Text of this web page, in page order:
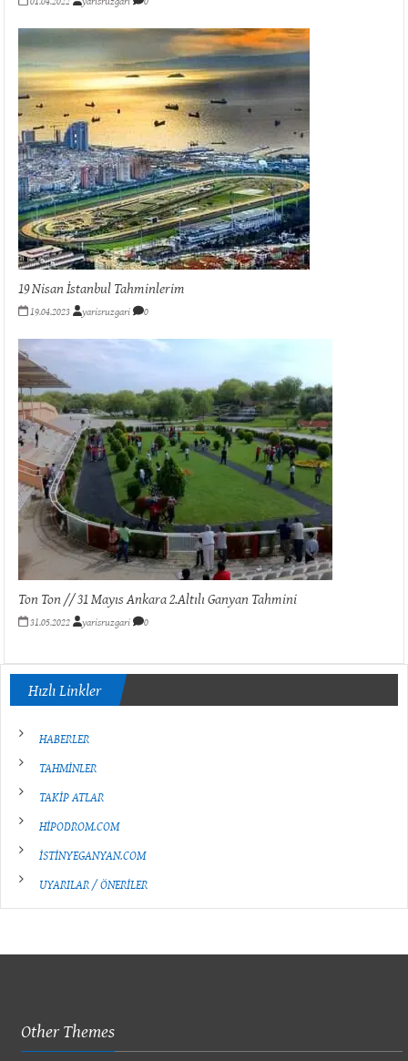
19 Nisan İstanbul Tahminlerim
19.04.2023 yarisruzgari 0
Ton Ton // 31 Mayıs Ankara 2.Altılı Ganyan Tahmini
31.05.2022 yarisruzgari 0
Hızlı Linkler
HABERLER
TAHMİNLER
TAKİP ATLAR
HİPODROM.COM
İSTİNYEGANYAN.COM
UYARILAR / ÖNERİLER
Other Themes